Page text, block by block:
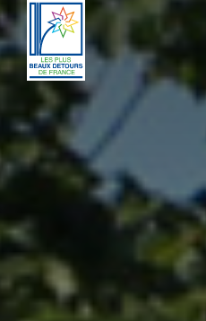
Les
Plus
Beaux
Détours